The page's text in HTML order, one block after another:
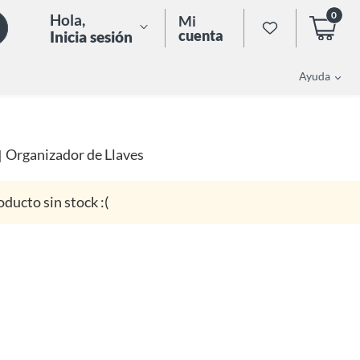
Hola,
Inicia sesión
Mi
cuenta
0
Ayuda
| Organizador de Llaves
sin stock :(